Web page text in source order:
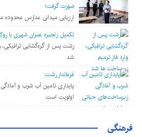
صورت گرفت؛
ارزیابی میدانی مدارس محدوده
تکمیل زنجیره عمران شهری با
رشت پس از گره‌گشایی ترافیکی،
شد
فرماندار رشت:
پایداری تامین آب شرب و
اولویت است
فرهنگی